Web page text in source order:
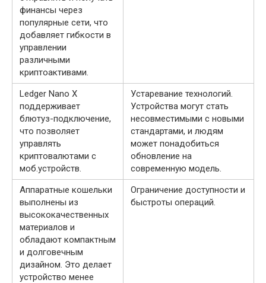
финансы через
популярные сети, что
добавляет гибкости в
управлении
различными
криптоактивами.
Ledger Nano X
поддерживает
блютуз-подключение,
что позволяет
управлять
криптовалютами с
моб.устройств.
Устаревание технологий.
Устройства могут стать
несовместимыми с новыми
стандартами, и людям
может понадобиться
обновление на
современную модель.
Аппаратные кошельки
выполнены из
высококачественных
материалов и
обладают компактным
и долговечным
дизайном. Это делает
устройство менее
Ограничение доступности и
быстроты операций.